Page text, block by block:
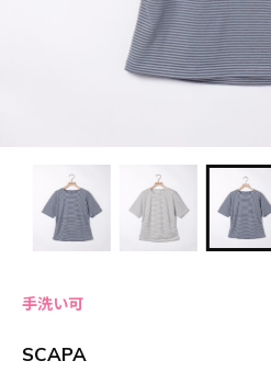
手洗い可
SCAPA